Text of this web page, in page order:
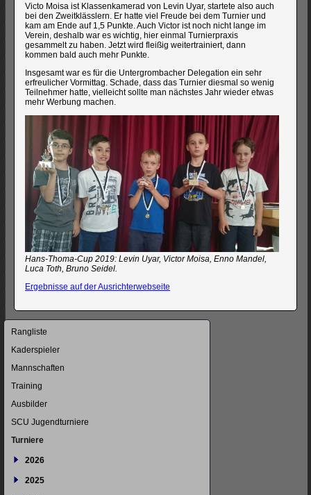
Victo Moisa ist Klassenkamerad von Levin Uyar, startete also auch
bei den Zweitklässlern. Er hatte viel Freude bei dem Turnier und
kam am Ende auf 1,5 Punkte. Auch Victor ist noch nicht lange im
Verein, deshalb war es wichtig, hier einmal Turnierpraxis
gesammelt zu haben. Jetzt wird fleißig weitertrainiert, dann
kommen bald auch mehr Punkte.
Insgesamt war es für die Untergrombacher Delegation ein sehr
erfreulicher Vormittag. Schade, dass das Turnier diesmal so wenig
Teilnehmer hatte, vielleicht sollte man nächstes Jahr wieder etwas
mehr Werbung machen.
Hans-Thoma-Cup 2019: Levin Uyar, Victor Moisa, Enno Mandel,
Luca Toth, Bruno Seidel.
Ergebnisse auf der Ausrichterwebseite
Navigation
Rangliste
Kaderspieler
Mannschaften
Training
Ausbilder
SCU Jugendturniere
Turniere
2026
2025